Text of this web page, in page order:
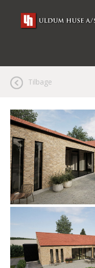
Tilbage